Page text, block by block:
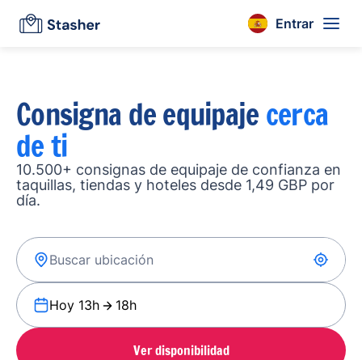
Entrar
Consigna de equipajecerca
de ti
10.500+ consignas de equipaje de confianza en
taquillas, tiendas y hoteles desde 1,49 GBP por
día.
Hoy 13h 18h
Ver disponibilidad